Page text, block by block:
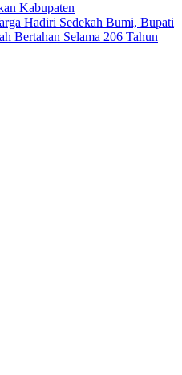
Kabupaten
Hadiri Sedekah Bumi, Bupati
Bertahan Selama 206 Tahun